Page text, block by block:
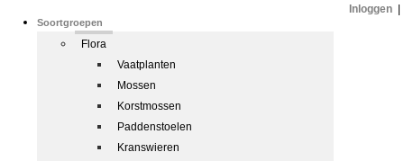
Soortgroepen
Flora
Vaatplanten
Mossen
Korstmossen
Paddenstoelen
Kranswieren
Inloggen